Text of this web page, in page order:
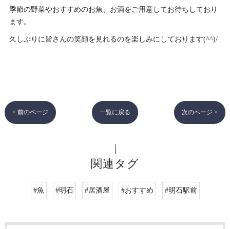
季節の野菜やおすすめのお魚、お酒をご用意してお待ちしており
ます。
久しぶりに皆さんの笑顔を見れるのを楽しみにしております(^^)/
< 前のページ 一覧に戻る 次のページ >
関連タグ
#魚 #明石 #居酒屋 #おすすめ #明石駅前